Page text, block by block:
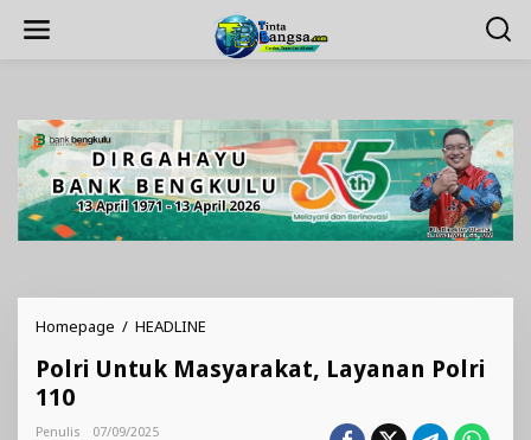
Homepage / HEADLINE
Masyarakat,
Layanan
Polri Untuk Masyarakat, Layanan Polri
110
Penulis
07/09/2025